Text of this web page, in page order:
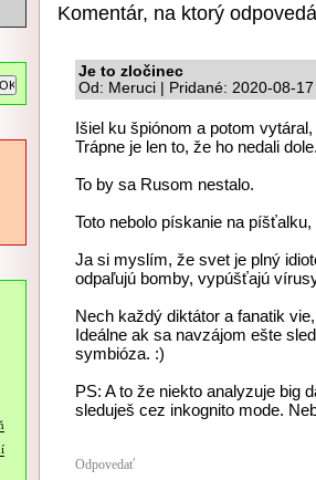
Komentár, na ktorý
Je to zločinec
Od: Meruci | Pridané: 2020-08-
Išiel ku špiónom a potom
Trápne je len to, že ho nedali
To by sa Rusom nestalo.
Toto nebolo pískanie na
Ja si myslím, že svet je plný
odpaľujú bomby, vypúšťajú
Nech každý diktátor a fanatik
Ideálne ak sa navzájom ešte
symbióza. :)
PS: A to že niekto analyzuje big
sleduješ cez inkognito mode.
Odpovedať